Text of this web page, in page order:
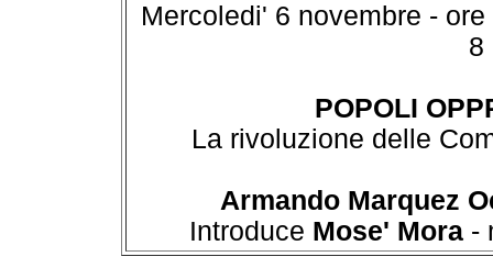
Mercoledi' 6 novembre -
8
POPOLI
La rivoluzione delle
Armando Marquez
Introduce Mose' Mora-